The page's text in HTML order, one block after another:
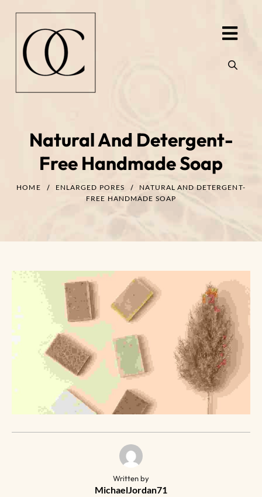
Natural And Detergent-
Free Handmade Soap
HOME ENLARGED PORES
NATURAL AND DETERGENT-
FREE HANDMADE SOAP
Written by
MichaelJordan71